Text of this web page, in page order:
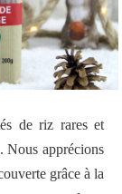
de riz rares et
Nous apprécions
grâce à la